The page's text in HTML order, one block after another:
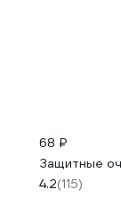
68 ₽
Защитные
4.2(115)